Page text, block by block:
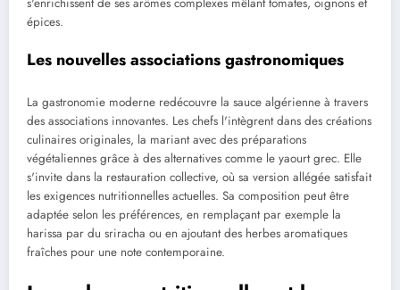
épices.
Les nouvelles associations gastronomiques
La gastronomie moderne redécouvre la sauce algérienne à travers
des associations innovantes. Les chefs l'intègrent dans des créations
culinaires originales, la mariant avec des préparations
végétaliennes grâce à des alternatives comme le yaourt grec. Elle
s'invite dans la restauration collective, où sa version allégée satisfait
les exigences nutritionnelles actuelles. Sa composition peut être
adaptée selon les préférences, en remplaçant par exemple la
harissa par du sriracha ou en ajoutant des herbes aromatiques
fraîches pour une note contemporaine.